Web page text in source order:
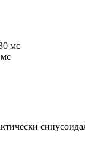
мс